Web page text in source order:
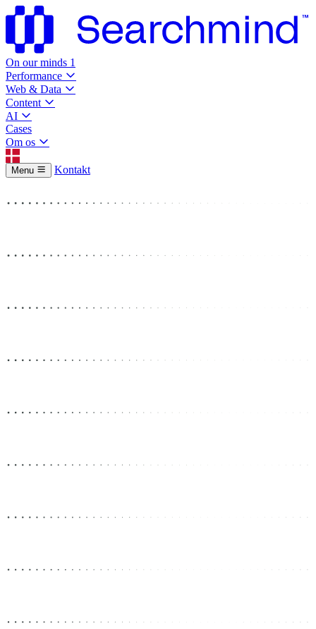
On our minds 1
Performance
Web & Data
Content
AI
Cases
Om os
Menu Kontakt